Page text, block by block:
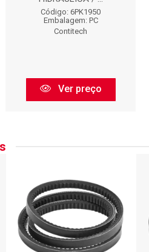
Código: 6PK1950
Embalagem: PC
Contitech
Ver preço